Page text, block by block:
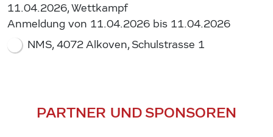
11.04.2026, Wettkampf
Anmeldung von 11.04.2026 bis 11.04.2026
NMS, 4072 Alkoven, Schulstrasse 1
PARTNER UND SPONSOREN